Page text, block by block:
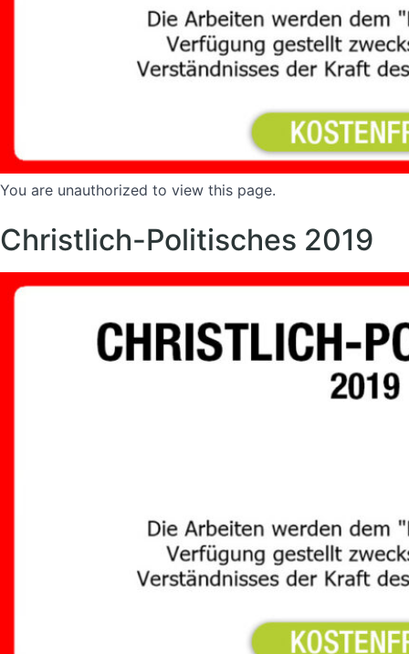
You are unauthorized to view this page.
Christlich-Politisches 2019